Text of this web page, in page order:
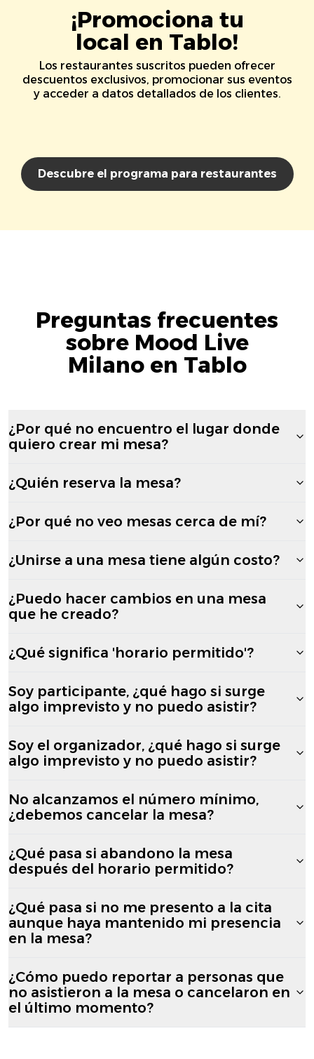
¡Promociona tu
local en Tablo!
Los restaurantes suscritos pueden ofrecer
descuentos exclusivos, promocionar sus eventos
y acceder a datos detallados de los clientes.
Descubre el programa para restaurantes
Preguntas frecuentes
sobre Mood Live
Milano en Tablo
¿Por qué no encuentro el lugar donde
quiero crear mi mesa?
¿Quién reserva la mesa?
¿Por qué no veo mesas cerca de mí?
¿Unirse a una mesa tiene algún costo?
¿Puedo hacer cambios en una mesa
que he creado?
¿Qué significa 'horario permitido'?
Soy participante, ¿qué hago si surge
algo imprevisto y no puedo asistir?
Soy el organizador, ¿qué hago si surge
algo imprevisto y no puedo asistir?
No alcanzamos el número mínimo,
¿debemos cancelar la mesa?
¿Qué pasa si abandono la mesa
después del horario permitido?
¿Qué pasa si no me presento a la cita
aunque haya mantenido mi presencia
en la mesa?
¿Cómo puedo reportar a personas que
no asistieron a la mesa o cancelaron en
el último momento?